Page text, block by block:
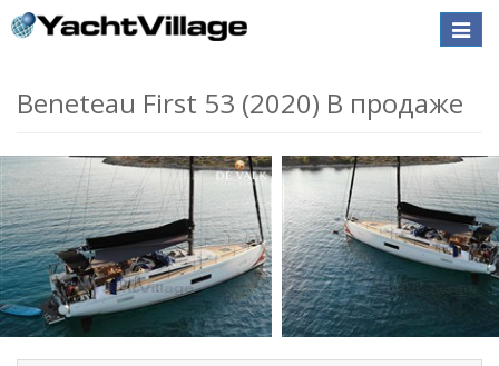
Toggle
Beneteau First 53 (2020) В продаже